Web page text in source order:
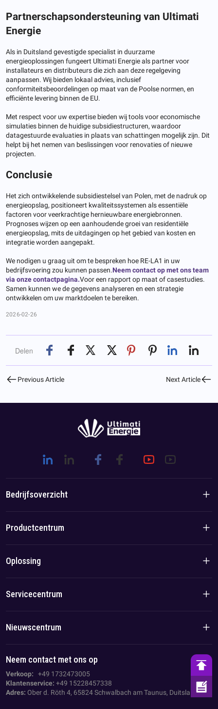
Partnerschapsondersteuning van Ultimati
Energie
Als in Duitsland gevestigde specialist in duurzame
energieoplossingen fungeert Ultimati Energie als partner voor
installateurs en distributeurs die zich aan deze regelgeving
aanpassen. Wij bieden lokaal advies, inclusief
conformiteitsbeoordelingen op maat van de Poolse normen, en
efficiënte levering binnen de EU.
Met respect voor uw expertise bieden wij tools voor economische
simulaties binnen de huidige subsidiestructuren, waardoor
datagestuurde evaluaties in plaats van schattingen mogelijk zijn. Dit
helpt bij het nemen van beslissingen voor renovaties of nieuwe
projecten.
Conclusie
Het zich ontwikkelende subsidiestelsel van Polen, met de nadruk op
energieopslag, positioneert kwaliteitssystemen als essentiële
factoren voor veerkrachtige hernieuwbare energiebronnen.
Prognoses wijzen op een aanhoudende groei van residentiële
energieopslag, mits de uitdagingen op het gebied van kosten en
integratie worden aangepakt.
We nodigen u graag uit om te bespreken hoe RE-LA1 in uw
bedrijfsvoering zou kunnen passen.Neem contact op met ons team
via onze contactpagina.Voor een rapport op maat of casestudies.
Samen kunnen we de gegevens analyseren en een strategie
ontwikkelen om uw marktdoelen te bereiken.
2026-02-26
Delen
Previous Article Next Article
Bedrijfsoverzicht
Bedrijfsintroductie
Team-/lokaal voordeel
Productcentrum
Woonproducten
Oplossing
Oplossing
Servicecentrum
Privacybeleid
AGB
Nieuwscentrum
Bedrijfsnieuws
Branche nieuws
Neem contact met ons op
Verkoop:
+49 1732473005
Klantenservice: +49 15228457338
Adres: Ober d. Röth 4, 65824 Schwalbach am Taunus, Duitsland